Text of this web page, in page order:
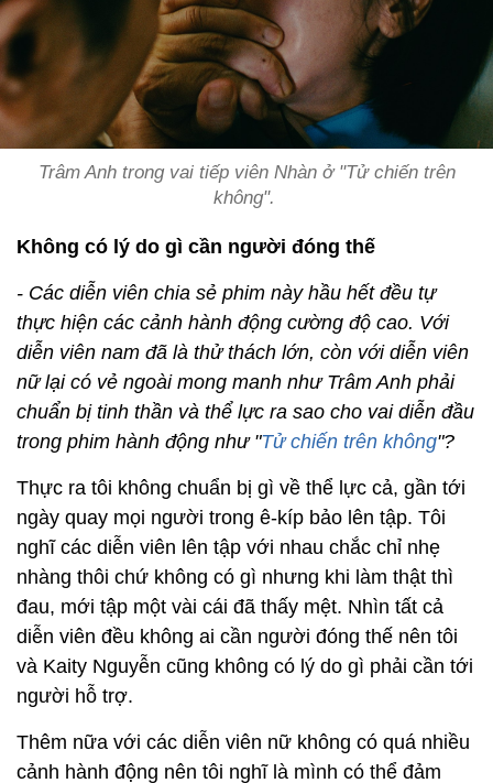
Trâm Anh trong vai tiếp viên Nhàn ở "Tử chiến trên
không".
Không có lý do gì cần người đóng thế
- Các diễn viên chia sẻ phim này hầu hết đều tự
thực hiện các cảnh hành động cường độ cao. Với
diễn viên nam đã là thử thách lớn, còn với diễn viên
nữ lại có vẻ ngoài mong manh như Trâm Anh phải
chuẩn bị tinh thần và thể lực ra sao cho vai diễn đầu
trong phim hành động như "Tử chiến trên không"?
Thực ra tôi không chuẩn bị gì về thể lực cả, gần tới
ngày quay mọi người trong ê-kíp bảo lên tập. Tôi
nghĩ các diễn viên lên tập với nhau chắc chỉ nhẹ
nhàng thôi chứ không có gì nhưng khi làm thật thì
đau, mới tập một vài cái đã thấy mệt. Nhìn tất cả
diễn viên đều không ai cần người đóng thế nên tôi
và Kaity Nguyễn cũng không có lý do gì phải cần tới
người hỗ trợ.
Thêm nữa với các diễn viên nữ không có quá nhiều
cảnh hành động nên tôi nghĩ là mình có thể đảm